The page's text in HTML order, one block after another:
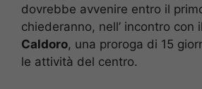
dovrebbe avvenire entro il
chiederanno, nell’ incontro con
Caldoro, una proroga di 15
le attività del centro.